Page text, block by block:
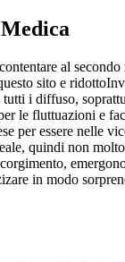
al
sito e
i diffuso,
le fluttuazioni e
essere nelle
quindi non
in modo